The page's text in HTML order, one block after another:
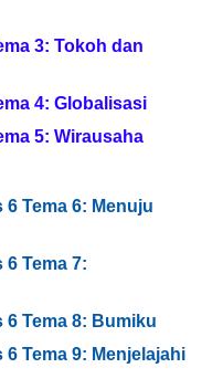
3: Tokoh dan
4: Globalisasi
5: Wirausaha
6 Tema 6: Menuju
6 Tema 7:
6 Tema 8: Bumiku
6 Tema 9: Menjelajahi